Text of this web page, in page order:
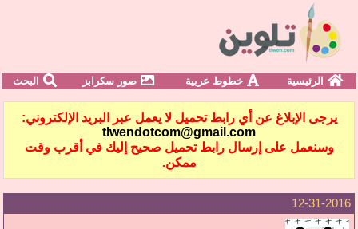
الرئيسية خطوط عربية صور سكرابز البحث
يرجى الإبلاغ عن أي رابط تحميل لا يعمل عبر البريد الإلكتروني:
tlwendotcom@gmail.com
وسنعمل على إرسال رابط تحميل صحيح إليك في أقرب وقت
ممكن.
12-31-2016